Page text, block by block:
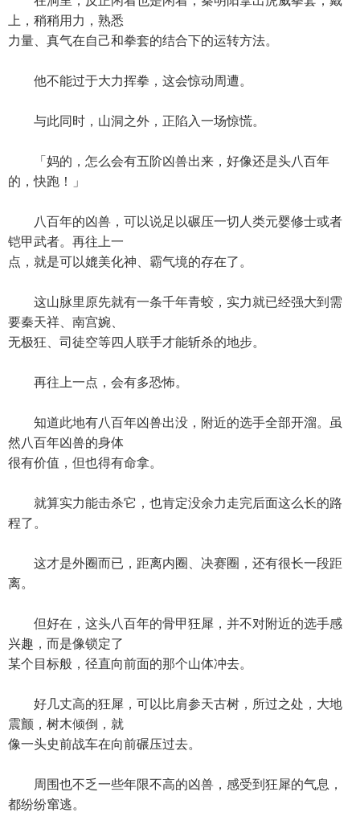
上，稍稍用力，熟悉
力量、真气在自己和拳套的结合下的运转方法。
他不能过于大力挥拳，这会惊动周遭。
与此同时，山洞之外，正陷入一场惊慌。
「妈的，怎么会有五阶凶兽出来，好像还是头八百年
的，快跑！」
八百年的凶兽，可以说足以碾压一切人类元婴修士或者
铠甲武者。再往上一
点，就是可以媲美化神、霸气境的存在了。
这山脉里原先就有一条千年青蛟，实力就已经强大到需
要秦天祥、南宫婉、
无极狂、司徒空等四人联手才能斩杀的地步。
再往上一点，会有多恐怖。
知道此地有八百年凶兽出没，附近的选手全部开溜。虽
然八百年凶兽的身体
很有价值，但也得有命拿。
就算实力能击杀它，也肯定没余力走完后面这么长的路
程了。
这才是外圈而已，距离内圈、决赛圈，还有很长一段距
离。
但好在，这头八百年的骨甲狂犀，并不对附近的选手感
兴趣，而是像锁定了
某个目标般，径直向前面的那个山体冲去。
好几丈高的狂犀，可以比肩参天古树，所过之处，大地
震颤，树木倾倒，就
像一头史前战车在向前碾压过去。
周围也不乏一些年限不高的凶兽，感受到狂犀的气息，
都纷纷窜逃。